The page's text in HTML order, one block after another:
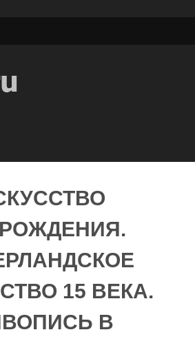
15 ВЕКА.
В